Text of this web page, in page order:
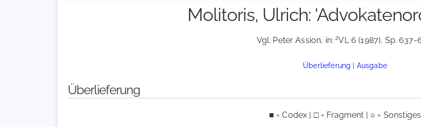
Molitoris, Ulrich:
Vgl. Peter Assion, in:2VL 6 (1987), Sp. 637-
Überlieferung | Ausgabe
Überlieferung
■ = Codex | □ = Fragment | ○ = Sonstiges